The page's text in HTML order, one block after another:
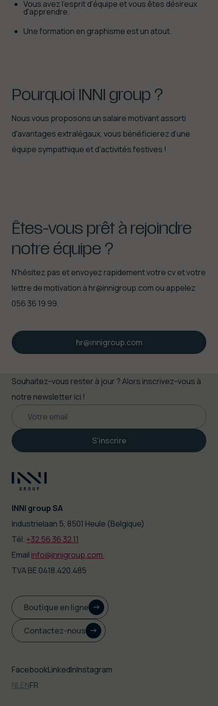
Vous avez l'esprit d'équipe et vous êtes désireux
d'apprendre.
Une formation en graphisme est un atout.
Pourquoi INNI group ?
Nous vous proposons un salaire motivant assorti
d'avantages extralégaux, vous bénéficierez d'une
équipe sympathique et d'activités festives !
Êtes-vous prêt à rejoindre
notre équipe ?
N'hésitez pas et envoyez rapidement votre cv et votre
lettre de motivation à hr@innigroup.com ou appelez
056 36 19 99.
hr@innigroup.com
Souhaitez-vous rester à jour ? Alors inscrivez-vous à
notre newsletter ici !
S'inscrire
INNI group SA
|Industrielaan 5, 8501 Heule (Belgique)
Tél. +32 56 36 32 11
|Email info@innigroup.com
TVA BE 0418.420.485
Boutique en ligne
Contactez-nous
FacebookLinkedInInstagram
NLENFR